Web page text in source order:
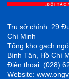
Trụ sở chính: 29
Chí Minh
Tổng kho gạch
Bình Tân, Hồ Chí
Điện thoại: (028)
Website: